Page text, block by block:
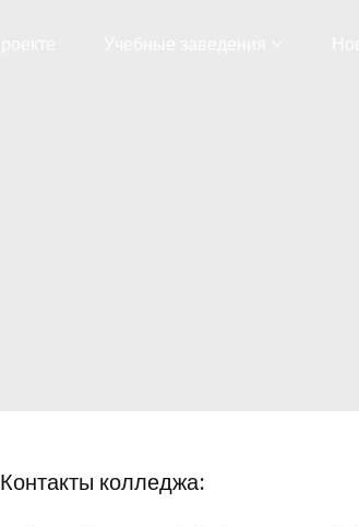
Контакты колледжа: